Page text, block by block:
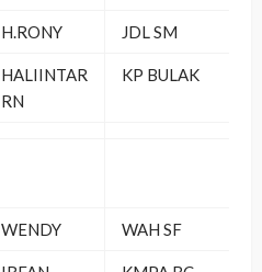
H.RONY JDL SM
HALIINTAR
RN
KP BULAK
WENDY WAH SF